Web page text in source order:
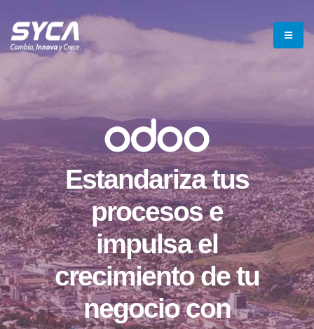
Estandariza tus
procesos e
impulsa el
crecimiento de tu
negocio con